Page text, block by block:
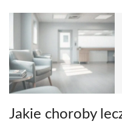
Jakie choroby